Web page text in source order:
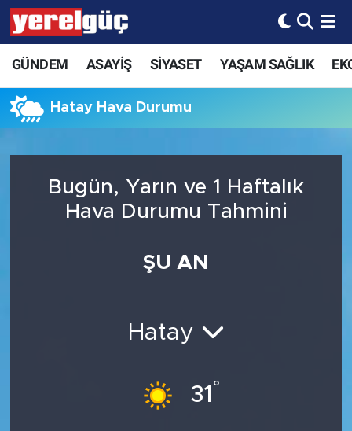
GÜNDEM ASAYİŞ SİYASET YAŞAM SAĞLIK
Hatay Hava Durumu
Bugün, Yarın ve 1 Haftalık
Hava Durumu Tahmini
ŞU AN
Hatay
31 °